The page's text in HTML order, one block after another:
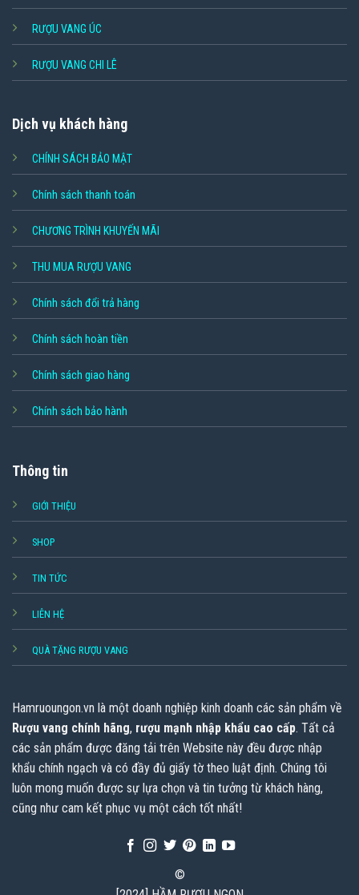
RƯỢU VANG ÚC
RƯỢU VANG CHI LÊ
Dịch vụ khách hàng
CHÍNH SÁCH BẢO MẬT
Chính sách thanh toán
CHƯƠNG TRÌNH KHUYẾN MÃI
THU MUA RƯỢU VANG
Chính sách đổi trả hàng
Chính sách hoàn tiền
Chính sách giao hàng
Chính sách bảo hành
Thông tin
GIỚI THIỆU
SHOP
TIN TỨC
LIÊN HỆ
QUÀ TẶNG RƯỢU VANG
Hamruoungon.vn là một doanh nghiệp kinh doanh các sản phẩm về
Rượu vang chính hãng, rượu mạnh nhập khẩu cao cấp. Tất cả
các sản phẩm được đăng tải trên Website này đều được nhập
khẩu chính ngạch và có đầy đủ giấy tờ theo luật định. Chúng tôi
luôn mong muốn được sự lựa chọn và tin tưởng từ khách hàng,
cũng như cam kết phục vụ một cách tốt nhất!
©